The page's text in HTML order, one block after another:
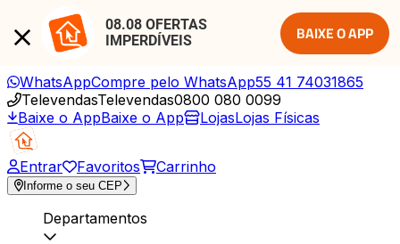
08.08 OFERTAS
IMPERDÍVEIS
BAIXE O APP
WhatsAppCompre pelo WhatsApp55 41 74031865
TelevendasTelevendas0800 080 0099
Baixe o AppBaixe o App LojasLojas Físicas
Entrar Favoritos Carrinho
Informe o seu CEP
Departamentos